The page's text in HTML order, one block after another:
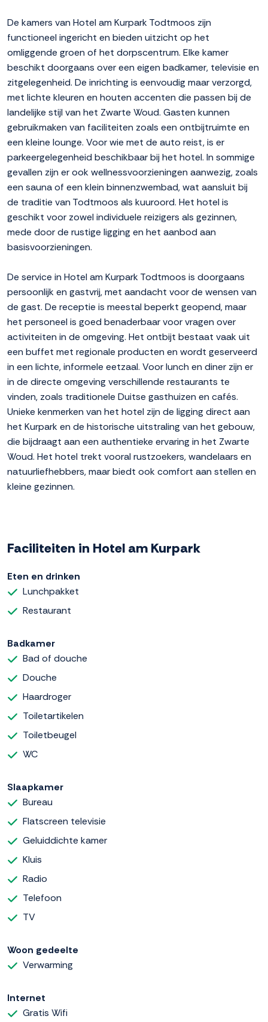
De kamers van Hotel am Kurpark Todtmoos zijn
functioneel ingericht en bieden uitzicht op het
omliggende groen of het dorpscentrum. Elke kamer
beschikt doorgaans over een eigen badkamer, televisie en
zitgelegenheid. De inrichting is eenvoudig maar verzorgd,
met lichte kleuren en houten accenten die passen bij de
landelijke stijl van het Zwarte Woud. Gasten kunnen
gebruikmaken van faciliteiten zoals een ontbijtruimte en
een kleine lounge. Voor wie met de auto reist, is er
parkeergelegenheid beschikbaar bij het hotel. In sommige
gevallen zijn er ook wellnessvoorzieningen aanwezig, zoals
een sauna of een klein binnenzwembad, wat aansluit bij
de traditie van Todtmoos als kuuroord. Het hotel is
geschikt voor zowel individuele reizigers als gezinnen,
mede door de rustige ligging en het aanbod aan
basisvoorzieningen.
De service in Hotel am Kurpark Todtmoos is doorgaans
persoonlijk en gastvrij, met aandacht voor de wensen van
de gast. De receptie is meestal beperkt geopend, maar
het personeel is goed benaderbaar voor vragen over
activiteiten in de omgeving. Het ontbijt bestaat vaak uit
een buffet met regionale producten en wordt geserveerd
in een lichte, informele eetzaal. Voor lunch en diner zijn er
in de directe omgeving verschillende restaurants te
vinden, zoals traditionele Duitse gasthuizen en cafés.
Unieke kenmerken van het hotel zijn de ligging direct aan
het Kurpark en de historische uitstraling van het gebouw,
die bijdraagt aan een authentieke ervaring in het Zwarte
Woud. Het hotel trekt vooral rustzoekers, wandelaars en
natuurliefhebbers, maar biedt ook comfort aan stellen en
kleine gezinnen.
Faciliteiten in Hotel am Kurpark
Eten en drinken
Lunchpakket
Restaurant
Badkamer
Bad of douche
Douche
Haardroger
Toiletartikelen
Toiletbeugel
WC
Slaapkamer
Bureau
Flatscreen televisie
Geluiddichte kamer
Kluis
Radio
Telefoon
TV
Woon gedeelte
Verwarming
Internet
Gratis Wifi